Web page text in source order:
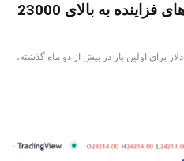
بیت کوین در میان نگرانی های فزاینده به بالای 23000
بیت کوین پس از رسیدن به سطح 25000 دلار برای اولین بار در بیش از دو ماه گذشته،